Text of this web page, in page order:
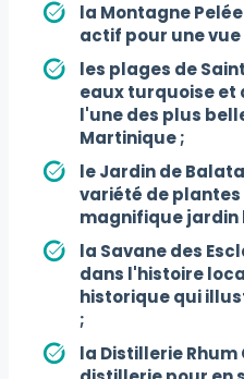
la Montagne Pelée
actif pour une
les plages de
eaux turquoise et
l'une des plus
Martinique ;
le Jardin de Balata
variété de
magnifique jardin
la Savane des
dans l'histoire
historique qui
;
la Distillerie Rhum